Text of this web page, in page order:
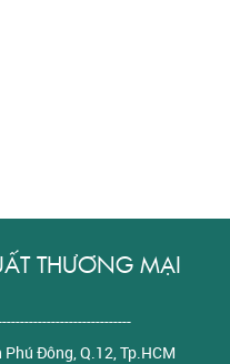
THƯƠNG MẠI
Đông, Q.12, Tp.HCM